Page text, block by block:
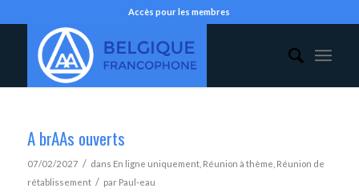
Accès pour les membres
A brAAs ouverts
07/02/2027 / dans En ligne uniquement, Réunion à thème Réunion de
rétablissement / par Paul-eau